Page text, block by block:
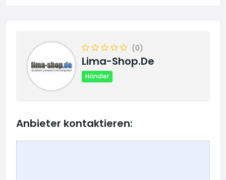
(0)
Lima-Shop.de
Händler
Anbieter kontaktieren: